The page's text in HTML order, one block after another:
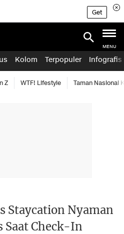
Get
MENU
Kolom Terpopuler Infografis
Z WTF! Lifestyle Taman Nasional
Staycation Nyaman
Saat Check-In